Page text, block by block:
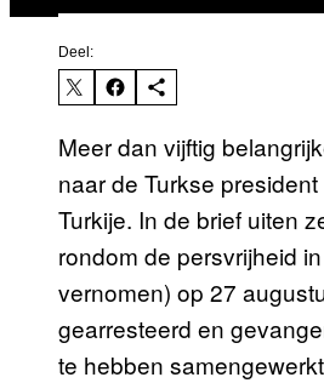
Deel:
Meer dan vijftig
naar de Turkse
Turkije. In de brief uiten
rondom de persvrijheid
vernomen) op 27
gearresteerd en
te hebben